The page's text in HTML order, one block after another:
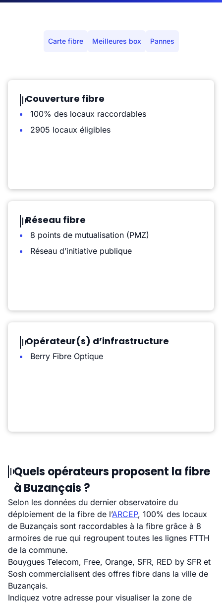
Carte fibre Meilleures box Pannes
Couverture fibre
100% des locaux raccordables
2905 locaux éligibles
Réseau fibre
8 points de mutualisation (PMZ)
Réseau d’initiative publique
Opérateur(s) d’infrastructure
Berry Fibre Optique
Quels opérateurs proposent la fibre
à Buzançais ?
Selon les données du dernier observatoire du
déploiement de la fibre de l’ARCEP, 100% des locaux
de Buzançais sont raccordables à la fibre grâce à 8
armoires de rue qui regroupent toutes les lignes FTTH
de la commune.
Bouygues Telecom, Free, Orange, SFR, RED by SFR et
Sosh commercialisent des offres fibre dans la ville de
Buzançais.
Indiquez votre adresse pour visualiser la zone de